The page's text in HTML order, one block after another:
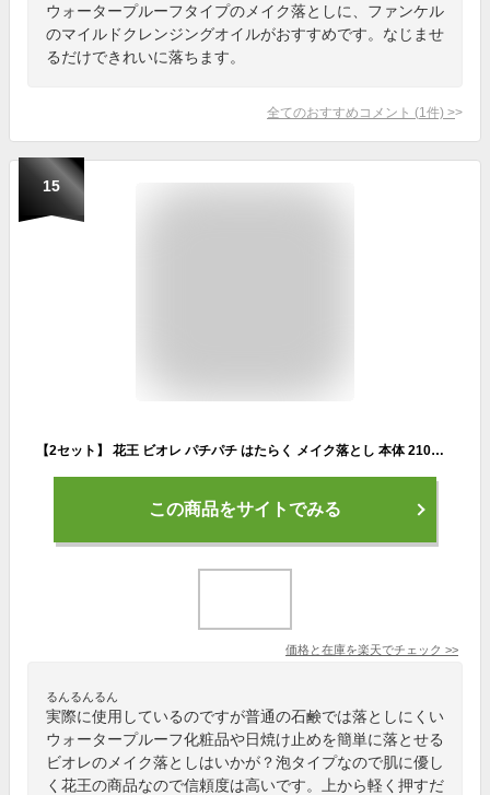
ウォータープルーフタイプのメイク落としに、ファンケル
のマイルドクレンジングオイルがおすすめです。なじませ
るだけできれいに落ちます。
全てのおすすめコメント (1 件) >
15
【2セット】 花王 ビオレ パチパチ はたらく メイク落とし 本体 210ml クレンジング 泡 こすらず オイルフリー W洗顔不要 洗顔 洗顔料 ウォータープルーフ
この商品をサイトでみる
価格と在庫を楽天でチェック >>
るんるんるん
実際に使用しているのですが普通の石鹸では落としにくい
ウォータープルーフ化粧品や日焼け止めを簡単に落とせる
ビオレのメイク落としはいかが？泡タイプなので肌に優し
く花王の商品なので信頼度は高いです。上から軽く押すだ